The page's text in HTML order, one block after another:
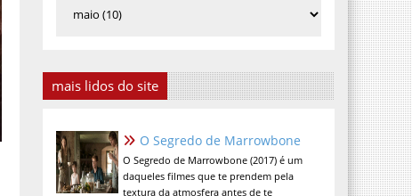
mais lidos do site
O Segredo de Marrowbone
O Segredo de Marrowbone (2017) é um
daqueles filmes que te prendem pela
textura da atmosfera antes de te